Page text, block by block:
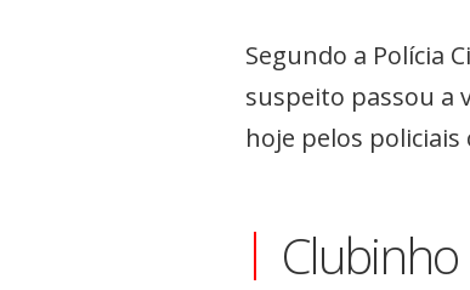
Segundo a Polícia
suspeito passou a
hoje pelos
Clubinho